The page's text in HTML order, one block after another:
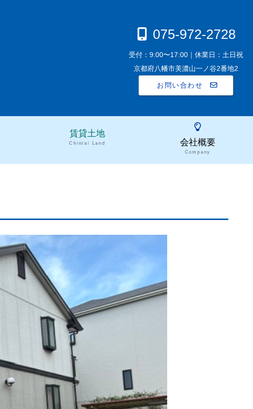
075-972-2728
受付：9:00〜17:00｜休業日：土日祝
京都府八幡市美濃山一ノ谷2番地2
お問い合わせ
賃貸土地
Chintai Land 会社概要
Company